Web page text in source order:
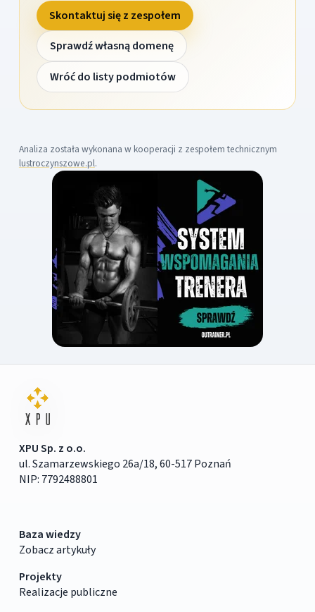
Skontaktuj się z zespołem
Sprawdź własną domenę
Wróć do listy podmiotów
Analiza została wykonana w kooperacji z zespołem technicznym
lustroczynszowe.pl.
XPU Sp. z o.o.
ul. Szamarzewskiego 26a/18, 60-517 Poznań
NIP: 7792488801
Baza wiedzy
Zobacz artykuły
Projekty
Realizacje publiczne